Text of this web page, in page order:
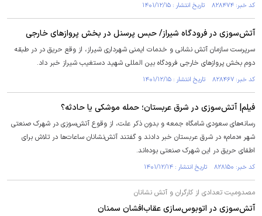
کد خبر: ۸۲۸۴۷۴ تاریخ انتشار : ۱۴۰۱/۱۲/۱۵
آتش‌سوزی در فرودگاه شیراز/ حبس پرسنل در بخش پرواز‌های خارجی
سرپرست سازمان آتش نشانی و خدمات ایمنی شهرداری شیراز، از وقع حریق در در طبقه
دوم بخش پرواز‌های خارجی فرودگاه بین المللی شهید دستغیب شیراز خبر داد.
کد خبر: ۸۲۸۴۶۷ تاریخ انتشار : ۱۴۰۱/۱۲/۱۵
فیلم| آتش‌سوزی در شرق عربستان؛ حمله موشکی یا حادثه؟
رسانه‌های سعودی شامگاه جمعه و بدون ذکر علت، از وقوع آتش‌سوزی در شهرک صنعتی
شهر «دمام» در شرق عربستان خبر دادند و گفتند آتش‌نشانان ساعات‌ها در تلاش برای
اطفای حریق در این شهرک صنعتی بوده‌اند.
کد خبر: ۸۲۸۱۵۰ تاریخ انتشار : ۱۴۰۱/۱۲/۱۴
مصدومیت تعدادی از کارگران و آتش نشانان
آتش‌سوزی در اتوبوس‌سازی عقاب‌افشان سمنان